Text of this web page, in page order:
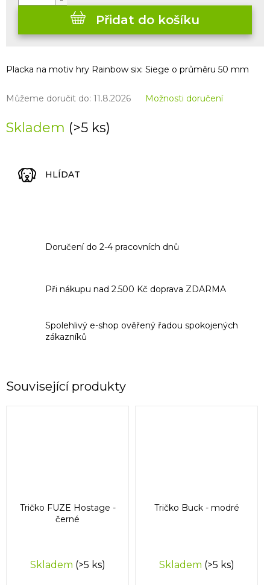
Skladem (>5 ks)
Můžeme doručit do: 11.8.2026 Možnosti doručení
Přidat do košíku
Placka na motiv hry Rainbow six: Siege o průměru 50 mm
HLÍDAT
Doručení do 2-4 pracovních dnů
Při nákupu nad 2.500 Kč doprava ZDARMA
Spolehlivý e-shop ověřený řadou spokojených
zákazníků
Související produkty
Tričko FUZE Hostage -
černé
Skladem (>5 ks)
Tričko Buck - modré
Skladem (>5 ks)